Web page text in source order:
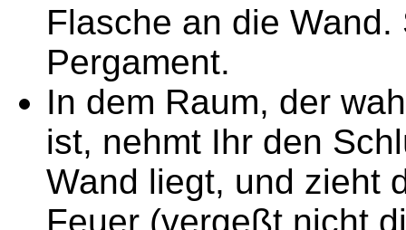
Flasche an die
Pergament.
In dem Raum, der
ist, nehmt Ihr den
Wand liegt, und zieht
Feuer (vergeßt nicht